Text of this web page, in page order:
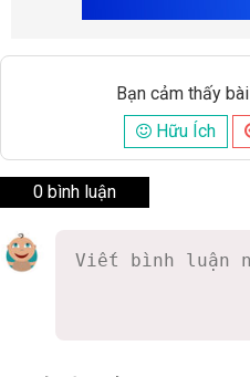
Bạn cảm thấy
Hữu Ích
0 bình luận